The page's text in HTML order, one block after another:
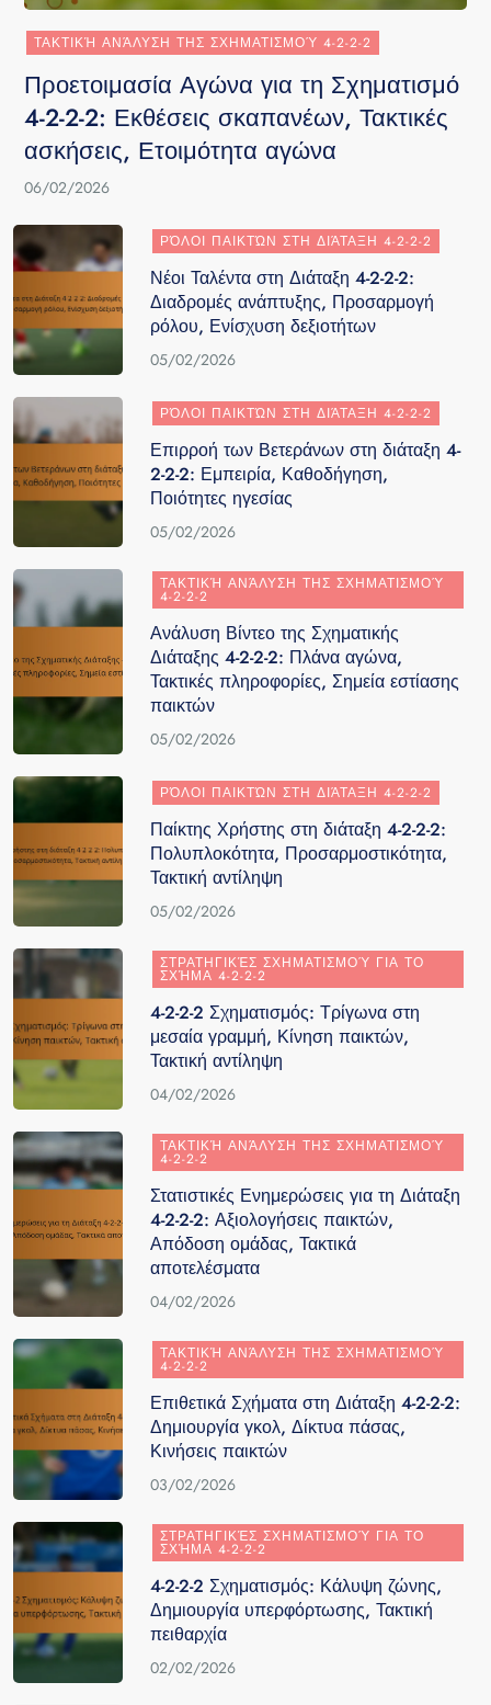
ΤΑΚΤΙΚΉ ΑΝΆΛΥΣΗ ΤΗΣ ΣΧΗΜΑΤΙΣΜΟΎ 4-2-2-2
Προετοιμασία Αγώνα για τη Σχηματισμό
4-2-2-2: Εκθέσεις σκαπανέων, Τακτικές
ασκήσεις, Ετοιμότητα αγώνα
06/02/2026
ΡΌΛΟΙ ΠΑΙΚΤΏΝ ΣΤΗ ΔΙΆΤΑΞΗ 4-2-2-2
Νέοι Ταλέντα στη Διάταξη 4-2-2-2:
Διαδρομές ανάπτυξης, Προσαρμογή
ρόλου, Ενίσχυση δεξιοτήτων
05/02/2026
ΡΌΛΟΙ ΠΑΙΚΤΏΝ ΣΤΗ ΔΙΆΤΑΞΗ 4-2-2-2
Επιρροή των Βετεράνων στη διάταξη 4-
2-2-2: Εμπειρία, Καθοδήγηση,
Ποιότητες ηγεσίας
05/02/2026
ΤΑΚΤΙΚΉ ΑΝΆΛΥΣΗ ΤΗΣ ΣΧΗΜΑΤΙΣΜΟΎ
4-2-2-2
Ανάλυση Βίντεο της Σχηματικής
Διάταξης 4-2-2-2: Πλάνα αγώνα,
Τακτικές πληροφορίες, Σημεία εστίασης
παικτών
05/02/2026
ΡΌΛΟΙ ΠΑΙΚΤΏΝ ΣΤΗ ΔΙΆΤΑΞΗ 4-2-2-2
Παίκτης Χρήστης στη διάταξη 4-2-2-2:
Πολυπλοκότητα, Προσαρμοστικότητα,
Τακτική αντίληψη
05/02/2026
ΣΤΡΑΤΗΓΙΚΈΣ ΣΧΗΜΑΤΙΣΜΟΎ ΓΙΑ ΤΟ
ΣΧΉΜΑ 4-2-2-2
4-2-2-2 Σχηματισμός: Τρίγωνα στη
μεσαία γραμμή, Κίνηση παικτών,
Τακτική αντίληψη
04/02/2026
ΤΑΚΤΙΚΉ ΑΝΆΛΥΣΗ ΤΗΣ ΣΧΗΜΑΤΙΣΜΟΎ
4-2-2-2
Στατιστικές Ενημερώσεις για τη Διάταξη
4-2-2-2: Αξιολογήσεις παικτών,
Απόδοση ομάδας, Τακτικά
αποτελέσματα
04/02/2026
ΤΑΚΤΙΚΉ ΑΝΆΛΥΣΗ ΤΗΣ ΣΧΗΜΑΤΙΣΜΟΎ
4-2-2-2
Επιθετικά Σχήματα στη Διάταξη 4-2-2-2:
Δημιουργία γκολ, Δίκτυα πάσας,
Κινήσεις παικτών
03/02/2026
ΣΤΡΑΤΗΓΙΚΈΣ ΣΧΗΜΑΤΙΣΜΟΎ ΓΙΑ ΤΟ
ΣΧΉΜΑ 4-2-2-2
4-2-2-2 Σχηματισμός: Κάλυψη ζώνης,
Δημιουργία υπερφόρτωσης, Τακτική
πειθαρχία
02/02/2026